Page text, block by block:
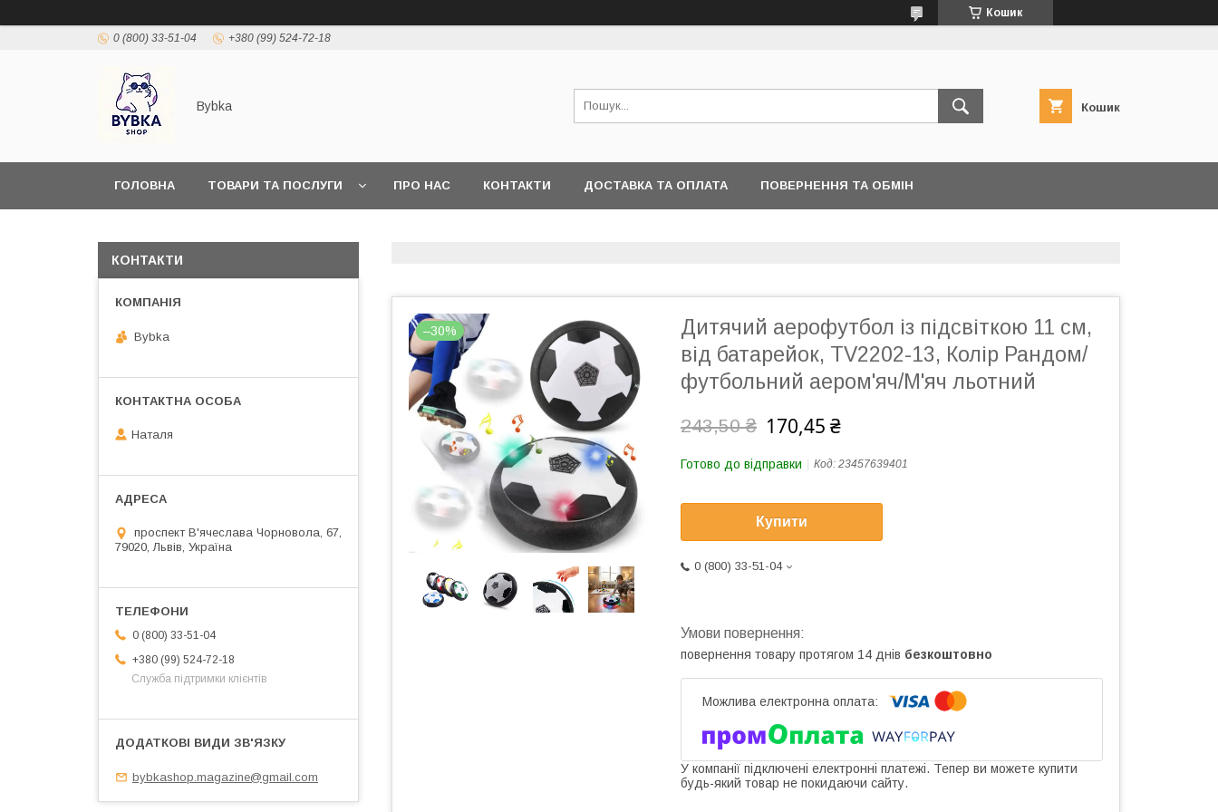
Кошик
0 (800) 33-51-04 +380 (99) 524-72-18
Bybka Кошик
ГОЛОВНА ТОВАРИ ТА ПОСЛУГИ ПРО НАС КОНТАКТИ ДОСТАВКА ТА ОПЛАТА ПОВЕРНЕННЯ ТА ОБМІН
–30%
Дитячий аерофутбол із підсвіткою 11 см,
від батарейок, TV2202-13, Колір Рандом/
футбольний аером'яч/М'яч льотний
243,50 ₴ 170,45 ₴
Готово до відправки Код: 23457639401
Купити
0 (800) 33-51-04
повернення товару протягом 14 днів безкоштовно
У компанії підключені електронні платежі. Тепер ви можете купити
будь-який товар не покидаючи сайту.
КОНТАКТИ
Bybka
Наталя
проспект В'ячеслава Чорновола, 67,
79020, Львів, Україна
0 (800) 33-51-04
+380 (99) 524-72-18
Служба підтримки клієнтів
bybkashop.magazine@gmail.com